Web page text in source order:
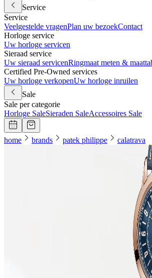
Service
Service
Veelgestelde vragenPlan uw bezoekContact
Horloge service
Uw horloge servicen
Sieraad service
Uw sieraad servicenRingmaat meten &
Certified Pre-Owned services
Uw horloge verkopenUw horloge inruilen
Sale
Sale per categorie
Horloge SaleSieraden SaleAccessoires Sale
home brands patek philippe calatrava